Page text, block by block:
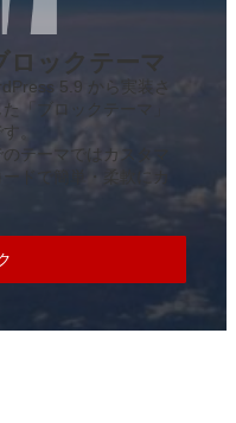
ロックテーマ
5.9 から実装さ
「ブロックテーマ」
。
テーマではカスタマ
ドで簡単・柔軟にカ